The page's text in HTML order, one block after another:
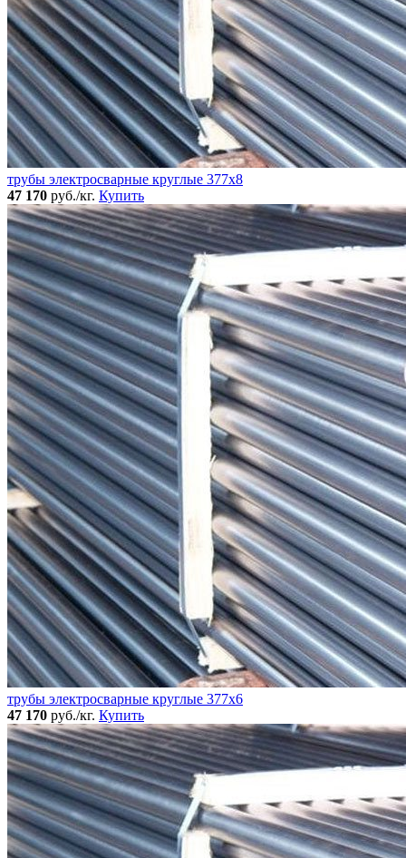
трубы электросварные круглые 377x8
47 170 руб./кг. Купить
трубы электросварные круглые 377x6
47 170 руб./кг. Купить